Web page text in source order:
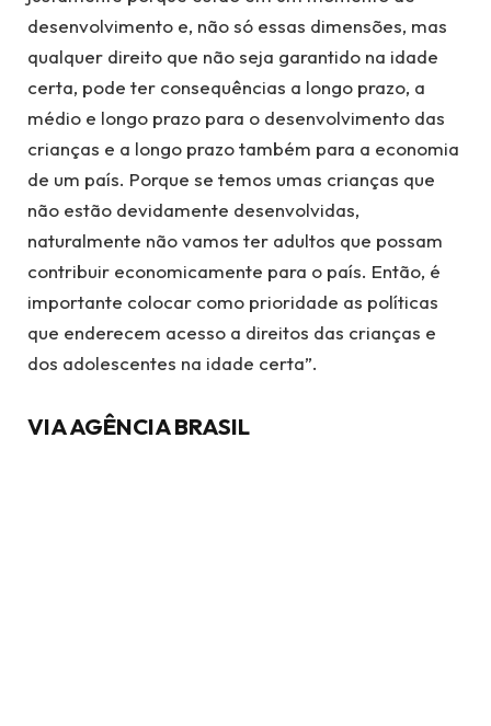
desenvolvimento e, não só essas dimensões, mas
qualquer direito que não seja garantido na idade
certa, pode ter consequências a longo prazo, a
médio e longo prazo para o desenvolvimento das
crianças e a longo prazo também para a economia
de um país. Porque se temos umas crianças que
não estão devidamente desenvolvidas,
naturalmente não vamos ter adultos que possam
contribuir economicamente para o país. Então, é
importante colocar como prioridade as políticas
que enderecem acesso a direitos das crianças e
dos adolescentes na idade certa”.
VIA AGÊNCIA BRASIL